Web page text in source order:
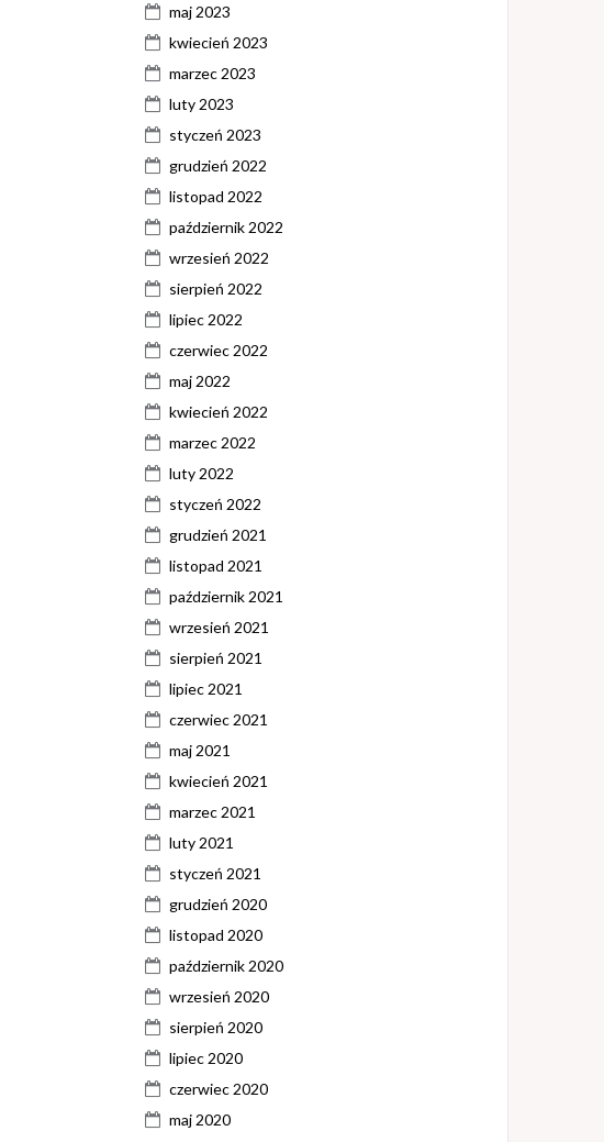
maj 2023
kwiecień 2023
marzec 2023
luty 2023
styczeń 2023
grudzień 2022
listopad 2022
październik 2022
wrzesień 2022
sierpień 2022
lipiec 2022
czerwiec 2022
maj 2022
kwiecień 2022
marzec 2022
luty 2022
styczeń 2022
grudzień 2021
listopad 2021
październik 2021
wrzesień 2021
sierpień 2021
lipiec 2021
czerwiec 2021
maj 2021
kwiecień 2021
marzec 2021
luty 2021
styczeń 2021
grudzień 2020
listopad 2020
październik 2020
wrzesień 2020
sierpień 2020
lipiec 2020
czerwiec 2020
maj 2020